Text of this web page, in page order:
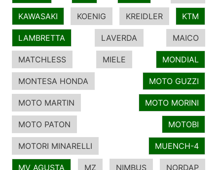
KAWASAKI KOENIG KREIDLER KTM
LAMBRETTA LAVERDA MAICO
MATCHLESS MIELE MONDIAL
MONTESA HONDA MOTO GUZZI
MOTO MARTIN MOTO MORINI
MOTO PATON MOTOBI
MOTORI MINARELLI MUENCH-4
MV AGUSTA MZ NIMBUS NORDAP